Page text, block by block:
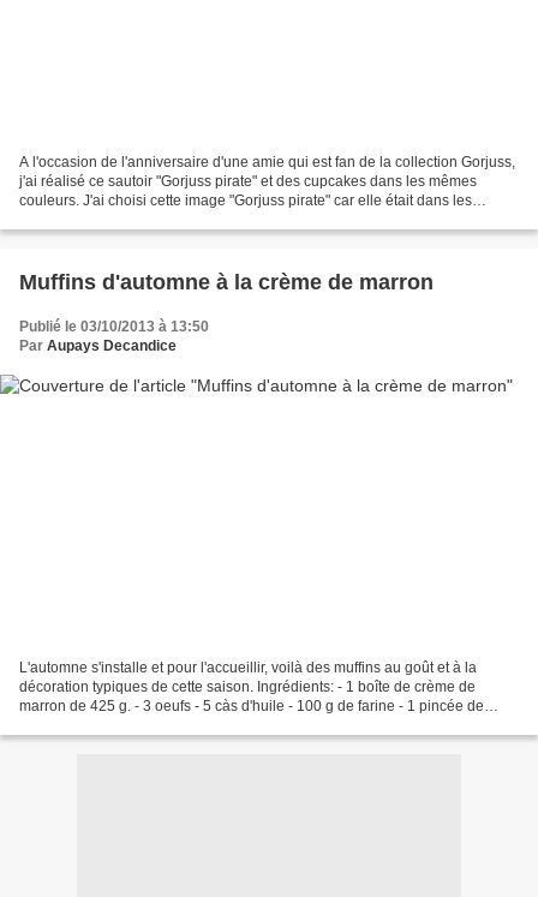
A l'occasion de l'anniversaire d'une amie qui est fan de la collection Gorjuss,
j'ai réalisé ce sautoir "Gorjuss pirate" et des cupcakes dans les mêmes
couleurs. J'ai choisi cette image "Gorjuss pirate" car elle était dans les
Muffins d'automne à la crème de marron
Publié le 03/10/2013 à 13:50
Par Aupays Decandice
L'automne s'installe et pour l'accueillir, voilà des muffins au goût et à la
décoration typiques de cette saison. Ingrédients: - 1 boîte de crème de
marron de 425 g. - 3 oeufs - 5 càs d'huile - 100 g de farine - 1 pincée de